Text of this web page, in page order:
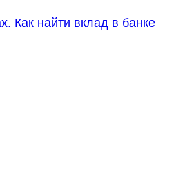
Как найти вклад в банке